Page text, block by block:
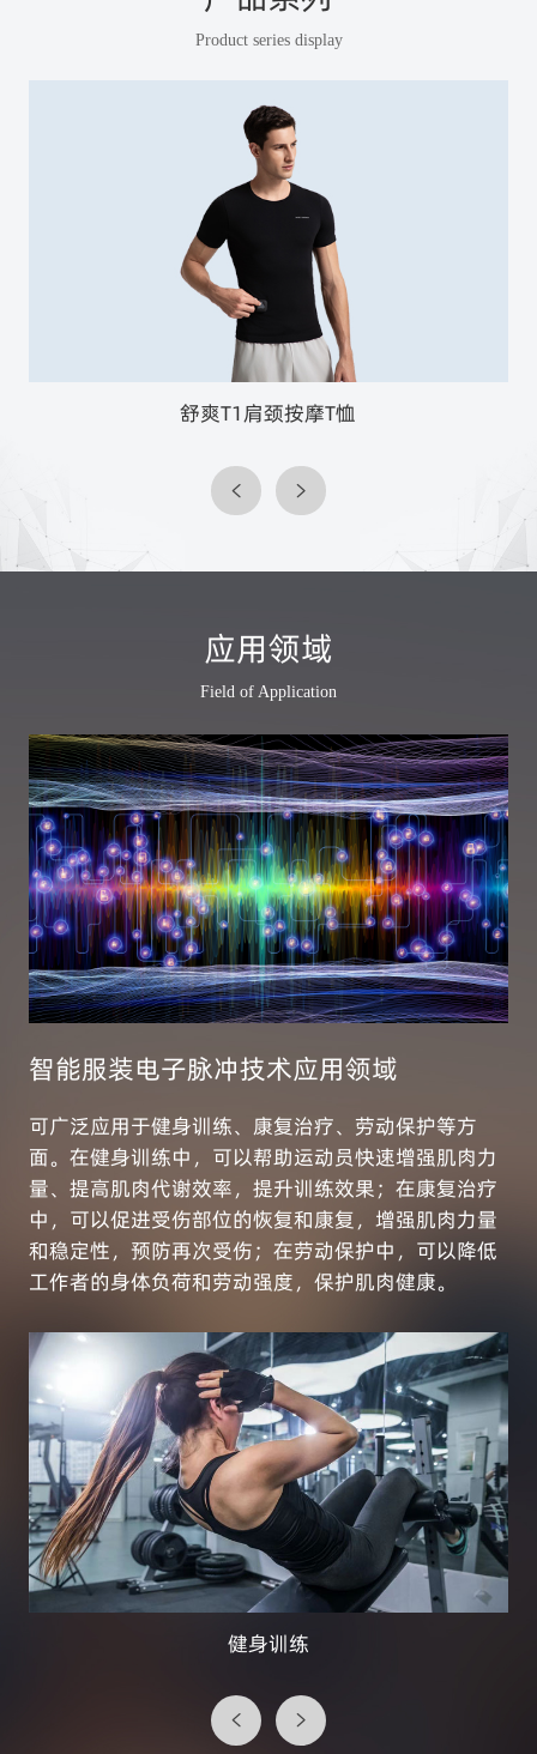
Product series display
舒爽T1肩颈按摩T恤
应用领域
Field of Application
智能服装电子脉冲技术应用领域
可广泛应用于健身训练、康复治疗、劳动保护等方
面。在健身训练中，可以帮助运动员快速增强肌肉力
量、提高肌肉代谢效率，提升训练效果；在康复治疗
中，可以促进受伤部位的恢复和康复，增强肌肉力量
和稳定性，预防再次受伤；在劳动保护中，可以降低
工作者的身体负荷和劳动强度，保护肌肉健康。
健身训练